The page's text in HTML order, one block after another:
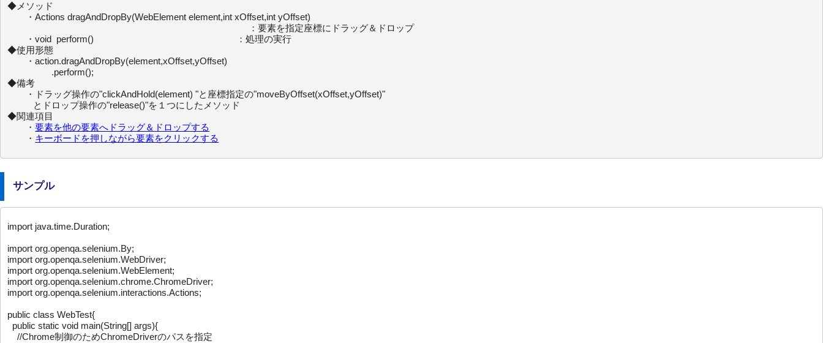
◆メソッド
・Actions dragAndDropBy(WebElement element,int xOffset,int yOffset)
：要素を指定座標にドラッグ＆ドロップ
・void  perform()                 ：処理の実行
◆使用形態
・action.dragAndDropBy(element,xOffset,yOffset)
◆備考
・ドラッグ操作の"clickAndHold(element) "と座標指定の"moveByOffset(xOffset,yOffset)"
とドロップ操作の"release()"を１つにしたメソッド
◆関連項目
・要素を他の要素へドラッグ＆ドロップする
・ キーボードを押しながら要素をクリックする
サンプル
import java.time.Duration;
import org.openqa.selenium.By;
import org.openqa.selenium.WebDriver;
import org.openqa.selenium.WebElement;
import org.openqa.selenium.chrome.ChromeDriver;
import org.openqa.selenium.interactions.Actions;
public class WebTest{
    //Chrome制御のためChromeDriverのパスを指定